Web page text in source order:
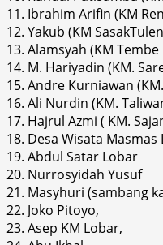
11. Ibrahim Arifin (KM
12. Yakub (KM
13. Alamsyah (KM
14. M. Hariyadin (KM.
15. Andre Kurniawan
16. Ali Nurdin (KM.
17. Hajrul Azmi ( KM.
18. Desa Wisata Masmas
19. Abdul Satar Lobar
20. Nurrosyidah Yusuf
21. Masyhuri (sambang
22. Joko Pitoyo,
23. Asep KM Lobar,